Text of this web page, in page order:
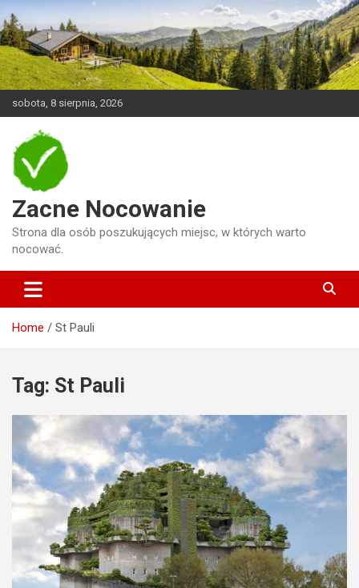
Skip
to
content
sobota, 8 sierpnia, 2026
Zacne Nocowanie
Strona dla osób poszukujących miejsc, w których warto
nocować.
Home St Pauli
Tag: St Pauli